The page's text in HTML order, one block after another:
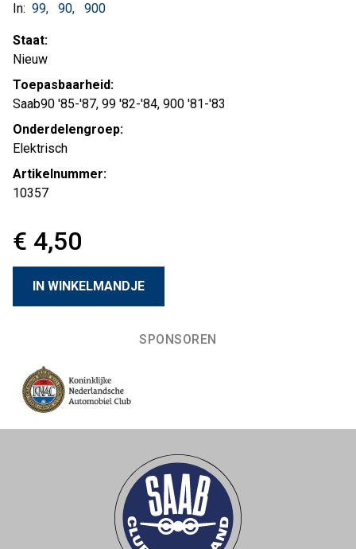
In: 99 90 900
Staat:
Nieuw
Toepasbaarheid:
Saab90 '85-'87, 99 '82-'84, 900 '81-'83
Onderdelengroep:
Elektrisch
Artikelnummer:
10357
€ 4,50
SPONSOREN